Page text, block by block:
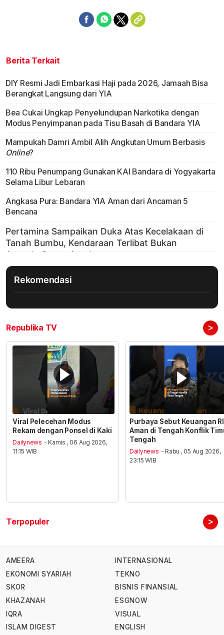
Berita Terkait
DIY Resmi Jadi Embarkasi Haji pada 2026, Jamaah Bisa
Berangkat Langsung dari YIA
Bea Cukai Ungkap Penyelundupan Narkotika dengan
Modus Penyimpanan pada Tisu Basah di Bandara YIA
Mampukah Damri Ambil Alih Angkutan Umum Berbasis
Online?
110 Ribu Penumpang Gunakan KAI Bandara di Yogyakarta
Selama Libur Lebaran
Angkasa Pura: Bandara YIA Aman dari Ancaman 5
Bencana
Rekomendasi
Republika TV >
Viral Pelecehan Modus
Rekam dengan Ponsel di Kaki
Dailynews - Kamis , 06 Aug 2026,
11:15 WIB
Purbaya Sebut Keuangan RI
Aman di Tengah Konflik
Tengah
Dailynews - Rabu , 05 Aug 2026,
23:15 WIB
Terpopuler >
AMEERA
EKONOMI SYARIAH
SKOR
KHAZANAH
IQRA
ISLAM DIGEST
INTERNASIONAL
TEKNO
BISNIS FINANSIAL
ESGNOW
VISUAL
ENGLISH